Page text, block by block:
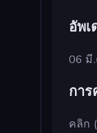
อัพ
06 มี
กา
คลิก